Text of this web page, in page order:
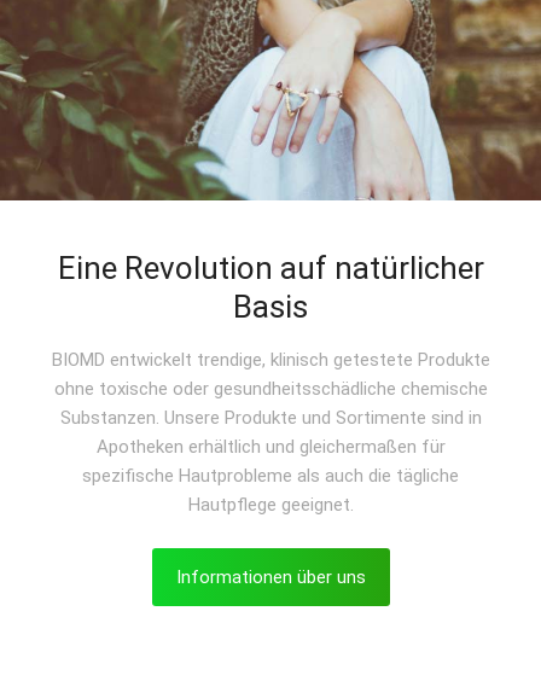
Eine Revolution auf natürlicher
Basis
BIOMD entwickelt trendige, klinisch getestete Produkte
ohne toxische oder gesundheitsschädliche chemische
Substanzen. Unsere Produkte und Sortimente sind in
Apotheken erhältlich und gleichermaßen für
spezifische Hautprobleme als auch die tägliche
Hautpflege geeignet.
Informationen über uns